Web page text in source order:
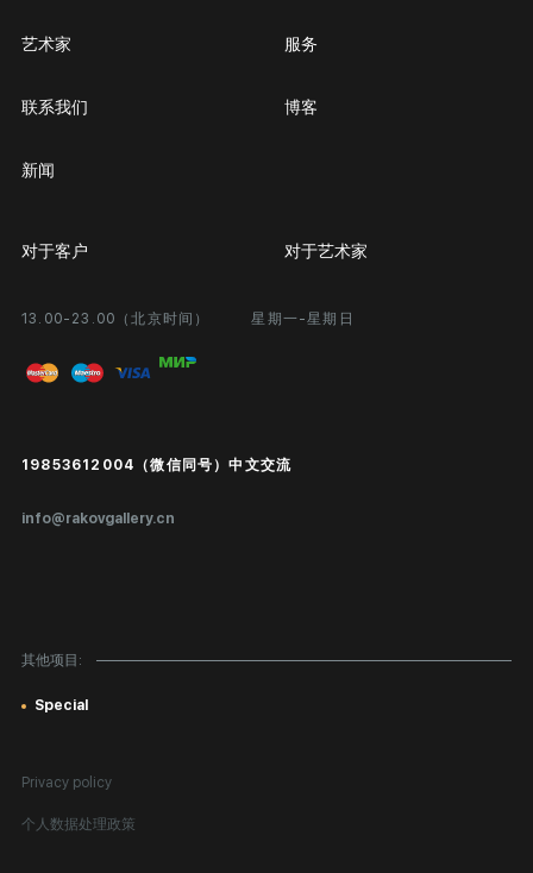
13.00-23.00（北京时间） 星期一-星期日
info@rakovgallery.cn
19853612004（微信同号）中文交流
艺术家
联系我们
新闻
服务
博客
其他项目:
Special
对于客户
个人专区
问题和回答问题
Public offer
对于艺术家
合作
画廊展览
Privacy policy
个人数据处理政策